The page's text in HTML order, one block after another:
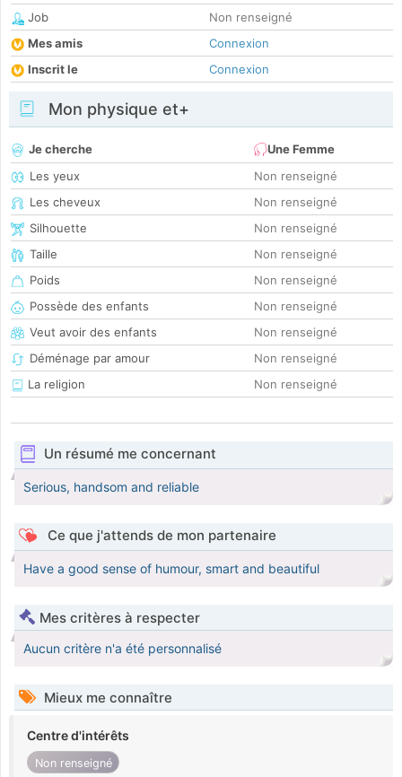
Job
Non renseigné
Mes amis
Connexion
Inscrit le
Connexion
Mon physique et+
Je cherche
Une Femme
Les yeux
Non renseigné
Les cheveux
Non renseigné
Silhouette
Non renseigné
Taille
Non renseigné
Poids
Non renseigné
Possède des enfants
Non renseigné
Veut avoir des enfants
Non renseigné
Déménage par amour
Non renseigné
La religion
Non renseigné
Un résumé me concernant
Serious, handsom and reliable
Ce que j'attends de mon partenaire
Have a good sense of humour, smart and beautiful
Mes critères à respecter
Aucun critère n'a été personnalisé
Mieux me connaître
Centre d'intérêts
Non renseigné